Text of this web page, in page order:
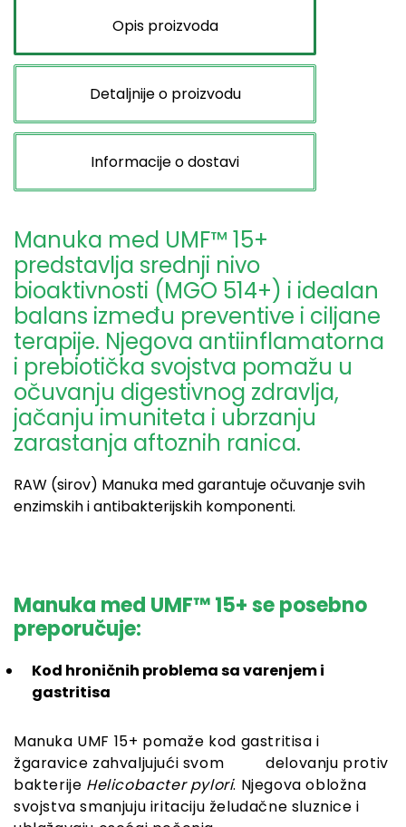
Opis proizvoda
Detaljnije o proizvodu
Informacije o dostavi
Manuka med UMF™ 15+
predstavlja srednji nivo
bioaktivnosti (MGO 514+) i idealan
balans između preventive i ciljane
terapije. Njegova antiinflamatorna
i prebiotička svojstva pomažu u
očuvanju digestivnog zdravlja,
jačanju imuniteta i ubrzanju
zarastanja aftoznih ranica.
RAW (sirov) Manuka med garantuje očuvanje svih
enzimskih i antibakterijskih komponenti.
Manuka med UMF™ 15+ se posebno
preporučuje:
Kod hroničnih problema sa varenjem i
gastritisa
Manuka UMF 15+ pomaže kod gastritisa i
žgaravice zahvaljujući svom delovanju protiv
bakterije Helicobacter pylori. Njegova obložna
svojstva smanjuju iritaciju želudačne sluznice i